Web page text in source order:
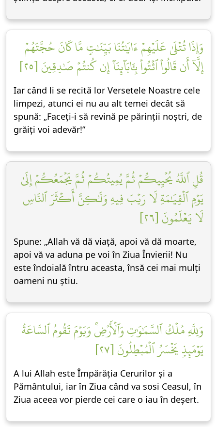
وَإِذَا تُتۡلَىٰ عَلَيۡهِمۡ ءَايَٰتُنَا بَيِّنَٰتٖ مَّا كَانَ حُجَّتَهُمۡ
إِلَّآ أَن قَالُواْ ٱئۡتُواْ بِـَٔابَآئِنَآ إِن كُنتُمۡ صَٰدِقِينَ [٢٥]
Iar când li se recită lor Versetele Noastre cele
limpezi, atunci ei nu au alt temei decât să
spună: „Faceți-i să revină pe părinții noștri, de
grăiți voi adevăr!”
قُلِ ٱللَّهُ يُحۡيِيكُمۡ ثُمَّ يُمِيتُكُمۡ ثُمَّ يَجۡمَعُكُمۡ إِلَىٰ
يَوۡمِ ٱلۡقِيَٰمَةِ لَا رَيۡبَ فِيهِ وَلَٰكِنَّ أَكۡثَرَ ٱلنَّاسِ
لَا يَعۡلَمُونَ [٢٦]
Spune: „Allah vă dă viață, apoi vă dă moarte,
apoi vă va aduna pe voi în Ziua Învierii! Nu
este îndoială întru aceasta, însă cei mai mulți
oameni nu știu.
وَلِلَّهِ مُلۡكُ ٱلسَّمَٰوَٰتِ وَٱلۡأَرۡضِۚ وَيَوۡمَ تَقُومُ ٱلسَّاعَةُ
يَوۡمَئِذٖ يَخۡسَرُ ٱلۡمُبۡطِلُونَ [٢٧]
A lui Allah este Împărăția Cerurilor și a
Pământului, iar în Ziua când va sosi Ceasul, în
Ziua aceea vor pierde cei care o iau în deșert.